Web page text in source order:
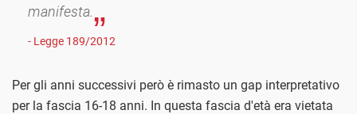
manifesta.
- Legge 189/2012
Per gli anni successivi però è rimasto un gap interpretativo
per la fascia 16-18 anni. In questa fascia d'età era vietata